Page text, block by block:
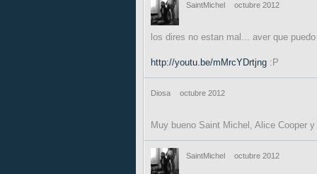
SaintMichel octubre 2012
los dires no estan mal... aver que
http://youtu.be/mMrcYDrtjng :P
Diosa octubre 2012
Muy bueno Saint Michel, Alice Cooper
SaintMichel octubre 2012